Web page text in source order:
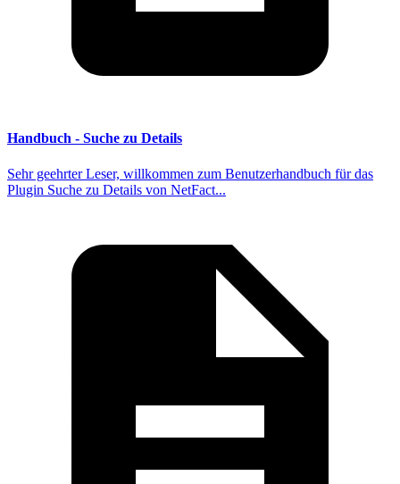
Handbuch - Suche zu Details
Sehr geehrter Leser, willkommen zum Benutzerhandbuch für das
Plugin Suche zu Details von NetFact...